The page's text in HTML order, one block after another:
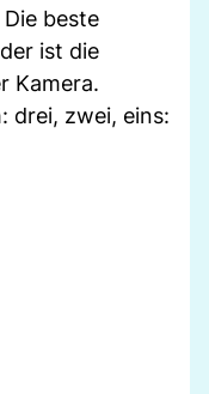
beste
ist die
Kamera.
drei, zwei, eins: